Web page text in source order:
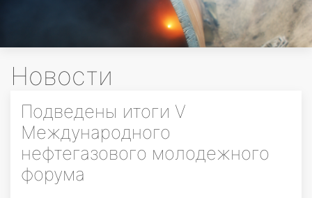
Новости
Подведены итоги V
Международного
нефтегазового молодежного
форума